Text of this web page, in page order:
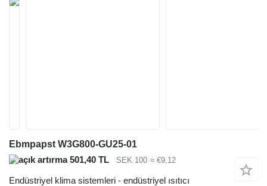
Ebmpapst W3G800-GU25-01
501,40 TL
SEK 100 ≈ €9,12
Endüstriyel klima sistemleri - endüstriyel ısıtıcı